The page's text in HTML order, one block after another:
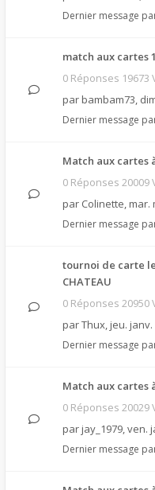
Dernier message
match aux cartes
0 Réponses 19673
par bambam73,
Dernier message
Match aux cartes
0 Réponses 20009
par Colinette, mar.
Dernier message
tournoi de carte le
CHATEAU
0 Réponses 20950
parThux, jeu. janv.
Dernier message
Match aux cartes
0 Réponses 20029
par jay_1979,ven.
Dernier message